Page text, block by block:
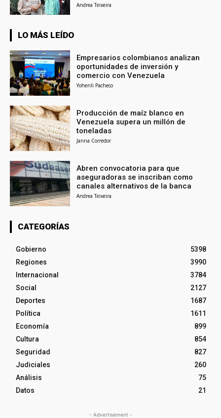
Andrea Teixeira
LO MÁS LEÍDO
Empresarios colombianos analizan
oportunidades de inversión y
comercio con Venezuela
Yohenli Pacheco
Producción de maíz blanco en
Venezuela supera un millón de
toneladas
Janna Corredor
Abren convocatoria para que
aseguradoras se inscriban como
canales alternativos de la banca
Andrea Teixeira
CATEGORÍAS
Gobierno
5398
Regiones
3990
Internacional
3784
Social
2127
Deportes
1687
Política
1611
Economía
899
Cultura
854
Seguridad
827
Judiciales
260
Análisis
75
Datos
21
- Advertisement -